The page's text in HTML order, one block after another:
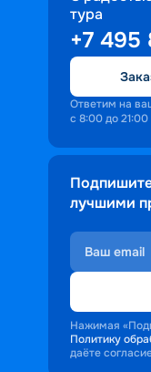
персонала
Ступая на
попадают в
где властвует
открытиям.
тура
+7 495
Ответим на
с 8:00 до
лучшими
Нажимая
Политику
даёте